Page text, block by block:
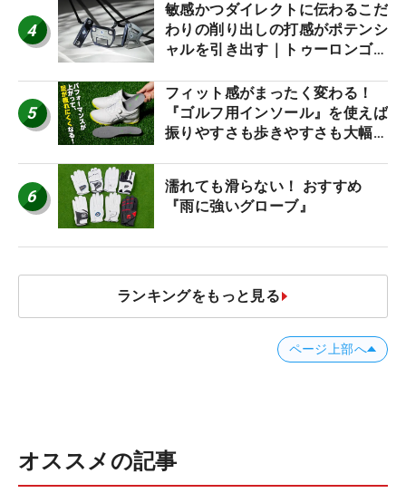
4
敏感かつダイレクトに伝わるこだ
わりの削り出しの打感がポテンシ
ャルを引き出す｜トゥーロンゴル
ッド
5
フィット感がまったく変わる！
『ゴルフ用インソール』を使えば
振りやすさも歩きやすさも大幅に
6
濡れても滑らない！ おすすめ
『雨に強いグローブ』
ランキングをもっと見る
ページ上部へ
オススメの記事